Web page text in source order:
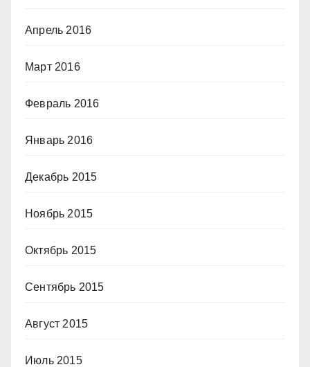
Апрель 2016
Март 2016
Февраль 2016
Январь 2016
Декабрь 2015
Ноябрь 2015
Октябрь 2015
Сентябрь 2015
Август 2015
Июль 2015